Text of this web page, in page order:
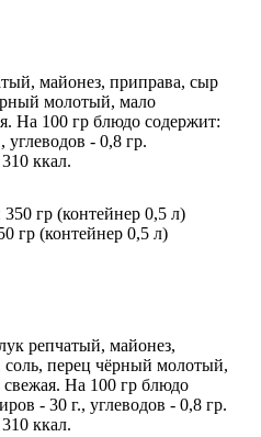
майонез, приправа, сыр
молотый, мало
На 100 гр блюдо содержит:
углеводов - 0,8 гр.
ккал.
гр (контейнер 0,5 л)
репчатый, майонез,
перец чёрный молотый,
свежая. На 100 гр блюдо
- 30 г., углеводов - 0,8 гр.
ккал.